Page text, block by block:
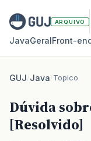
ARQUIVO
JavaGeral
GUJ/Java/Topico
Dúvida
[Resolvido]